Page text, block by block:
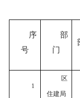
序
号
部
门
1
区
住建局